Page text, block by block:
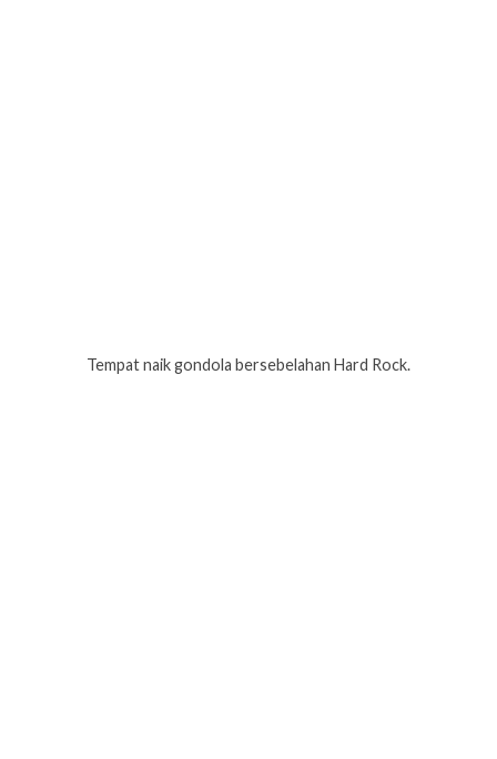
Tempat naik gondola bersebelahan Hard Rock.